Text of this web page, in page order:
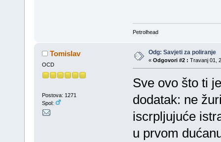
Petrolhead
Tomislav
OCD
Postova: 1271
Spol:
Odg: Savjeti za poliranje
« Odgovori #2 : Travanj 01,
Sve ovo što ti
dodatak: ne
iscrpljujuće
u prvom